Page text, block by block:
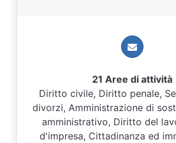
21 Aree di attività
Diritto civile, Diritto penale,
divorzi, Amministrazione di
amministrativo, Diritto del
d'impresa, Cittadinanza ed